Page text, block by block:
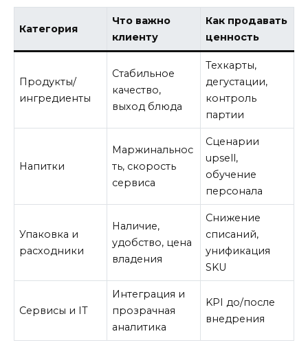
Категория
Что важно
клиенту
Как продавать
ценность
Продукты/
ингредиенты
Стабильное
качество,
выход блюда
Техкарты,
дегустации,
контроль
партии
Напитки
Маржинальнос
ть, скорость
сервиса
Сценарии
upsell,
обучение
персонала
Упаковка и
расходники
Наличие,
удобство, цена
владения
Снижение
списаний,
унификация
SKU
Сервисы и IT
Интеграция и
прозрачная
аналитика
KPI до/после
внедрения